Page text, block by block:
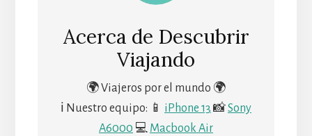
Acerca de Descubrir
Viajando
🌍 Viajeros por el mundo 🌍
ℹ Nuestro equipo: 📱 iPhone 13 📸Sony
A6000 💻 Macbook Air